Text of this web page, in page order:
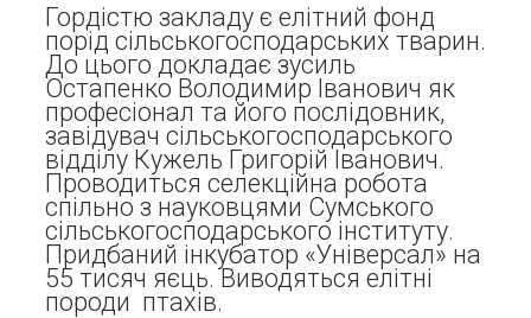
Гордістю закладу є елітний фонд
порід сільськогосподарських тварин.
До цього докладає зусиль
Остапенко Володимир Іванович як
професіонал та його послідовник,
завідувач сільськогосподарського
відділу Кужель Григорій Іванович.
Проводиться селекційна робота
спільно з науковцями Сумського
сільськогосподарського інституту.
Придбаний інкубатор «Універсал» на
55 тисяч яєць. Виводяться елітні
породи птахів.